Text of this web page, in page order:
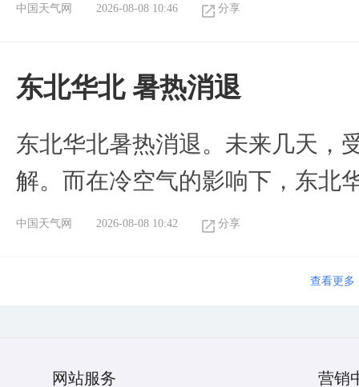
中国天气网 2026-08-08 10:46 分享
​东北华北 暑热消退
东北华北暑热消退。未来几天，
解。而在冷空气的影响下，东北
中国天气网 2026-08-08 10:42 分享
查看更多
网站服务 营销